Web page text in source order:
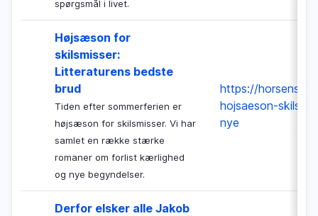
spørgsmål i livet.
Højsæson for
skilsmisser:
Litteraturens bedste
brud
Tiden efter sommerferien er
højsæson for skilsmisser. Vi har
samlet en række stærke
romaner om forlist kærlighed
og nye begyndelser.
https://
hojsaeson-
nye
Derfor elsker alle Jakob